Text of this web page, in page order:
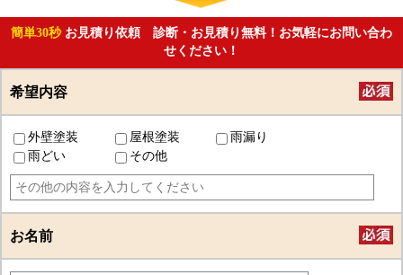
簡単30秒 お見積り依頼 診断・お見積り無料！お気軽にお問い合わ
せください！
希望内容
外壁塗装 屋根塗装
雨漏り
雨どい
その他
お名前